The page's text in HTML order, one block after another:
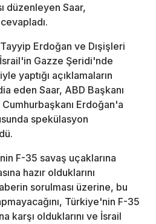
düzenleyen Saar,
Erdoğan ve Dışişleri
İsrail'in Gazze Şeridi'nde
yaptığı açıklamaların
eden Saar, ABD Başkanı
Erdoğan'a
spekülasyon
F-35 savaş uçaklarına
hazır olduklarını
sorulması üzerine, bu
Türkiye'nin F-35
karşı olduklarını ve İsrail